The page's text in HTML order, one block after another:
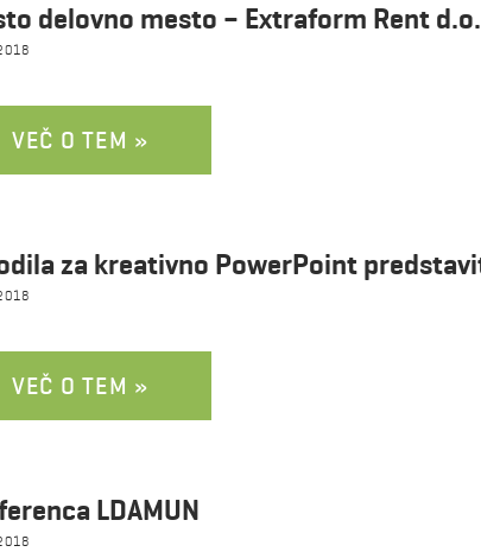
delovno mesto – Extraform Rent
VEČ O TEM »
za kreativno PowerPoint
VEČ O TEM »
LDAMUN